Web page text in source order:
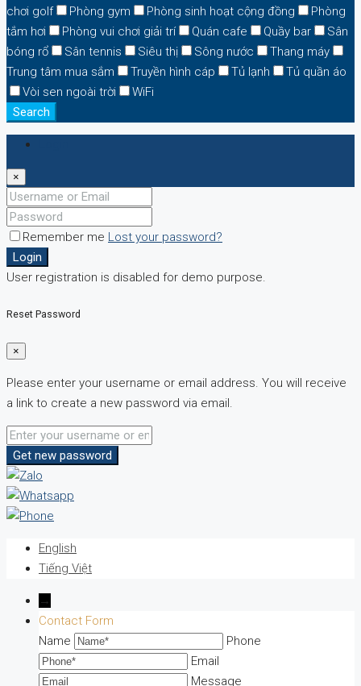
chơi golf
Phòng gym Phòng sinh hoạt cộng đồng
Phòng
tắm hơi
Phòng vui chơi giải trí Quán cafe Quầy bar
Sân
bóng rổ
Sân tennis Siêu thị Sông nước
Thang máy
Trung tâm mua sắm
Truyền hình cáp Tủ lạnh
Tủ quần áo
Vòi sen ngoài trời
WiFi
Search
×
Remember me Lost your password?
Login
User registration is disabled for demo purpose.
Reset Password
×
Please enter your username or email address. You will receive
a link to create a new password via email.
Get new password
English
Tiếng Việt
→
Contact Form
Name
Phone
Email
Message